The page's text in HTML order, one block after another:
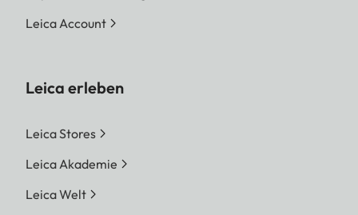
Leica Account
Leica erleben
Leica Stores
Leica Akademie
Leica Welt